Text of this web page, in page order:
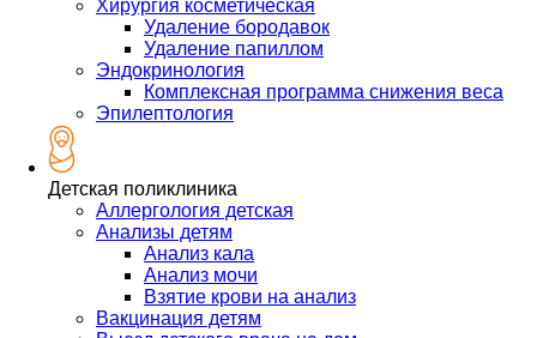
Хирургия косметическая
Удаление бородавок
Удаление папиллом
Эндокринология
Комплексная программа снижения веса
Эпилептология
Детская поликлиника
Аллергология детская
Анализы детям
Анализ кала
Анализ мочи
Взятие крови на анализ
Вакцинация детям